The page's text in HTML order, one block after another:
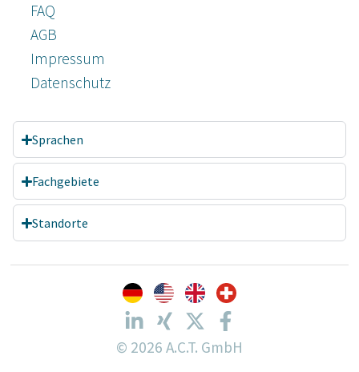
FAQ
AGB
Impressum
Datenschutz­
Sprachen
Fachgebiete
Standorte
© 2026 A.C.T. GmbH